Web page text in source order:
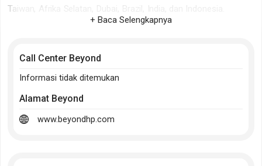
Taiwan, Afrika Selatan, Dubai, Brazil, India, dan Indonesia.
+ Baca Selengkapnya
Call Center Beyond
Informasi tidak ditemukan
Alamat Beyond
www.beyondhp.com